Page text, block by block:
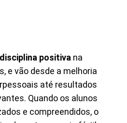
disciplina positiva na
e vão desde a melhoria
até resultados
Quando os alunos
e compreendidos, o